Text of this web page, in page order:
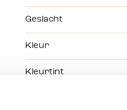
Geslacht
Kleur
Kleurtint